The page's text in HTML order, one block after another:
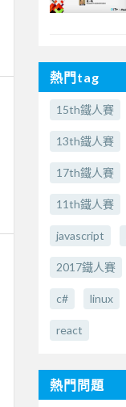
熱門tag
15th鐵人賽
13th鐵人賽
17th鐵人賽
11th鐵人賽
javascript
2017鐵人賽
c# linux
react
熱門問題